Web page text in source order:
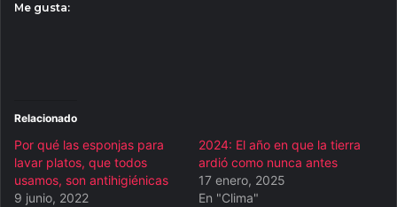
Me gusta:
Relacionado
Por qué las esponjas para
lavar platos, que todos
usamos, son antihigiénicas
9 junio, 2022
2024: El año en que la tierra
ardió como nunca antes
17 enero, 2025
En "Clima"